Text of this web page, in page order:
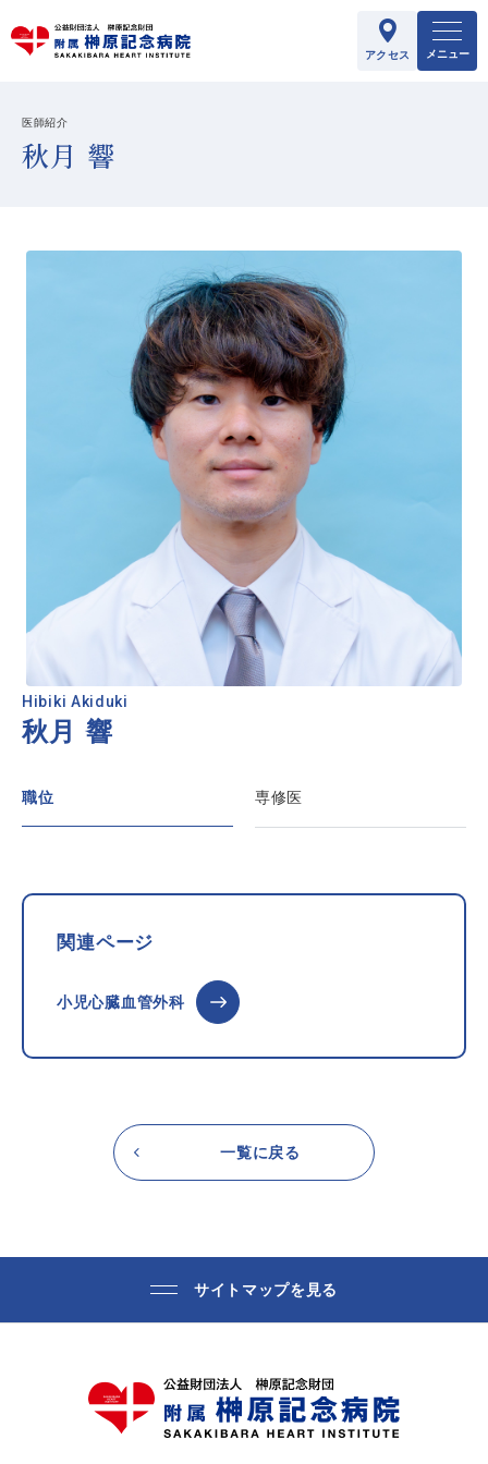
アクセス メニュー
医師紹介
秋月 響
Hibiki Akiduki
秋月 響
職位 専修医
関連ページ
小児心臓血管外科
一覧に戻る
サイトマップを見る